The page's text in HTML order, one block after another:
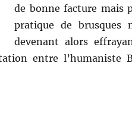
de bonne facture mais
pratique de brusques
devenant alors
entre l’humaniste